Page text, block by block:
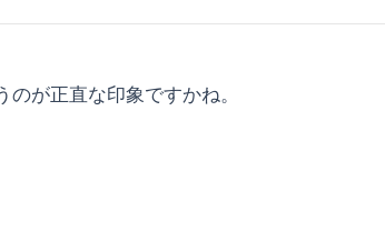
が正直な印象ですかね。